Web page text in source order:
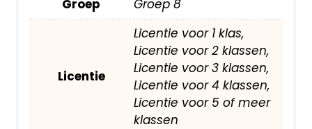
Groep Groep 8
Licentie
Licentie voor 1 klas,
Licentie voor 2 klassen,
Licentie voor 3 klassen,
Licentie voor 4 klassen,
Licentie voor 5 of meer
klassen